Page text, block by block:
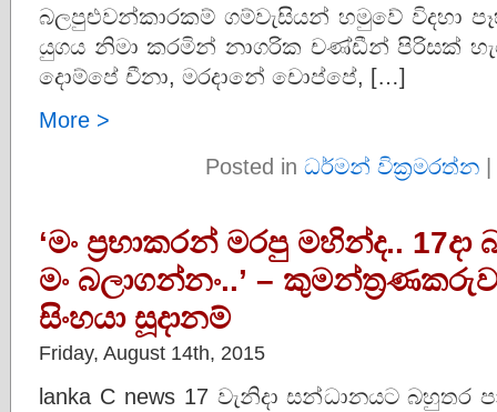
බලපුළුවන්කාරකම් ගම්වැසියන් හමුවේ විදහා
යුගය නිමා කරමින් නාගරික චණ්ඩීන් පිරිසක්
දොම්පේ චීනා, මරදානේ චොප්පේ, […]
More >
Posted in ධර්මන් වික්‍රමරත්න |
‘මං ප‍්‍රභාකරන් මරපු මහින්ද..
මං බලාගන්නං..’ –
සිංහයා සූදානම්
Friday, August 14th, 2015
lanka C news 17 වැනිදා සන්ධානයට